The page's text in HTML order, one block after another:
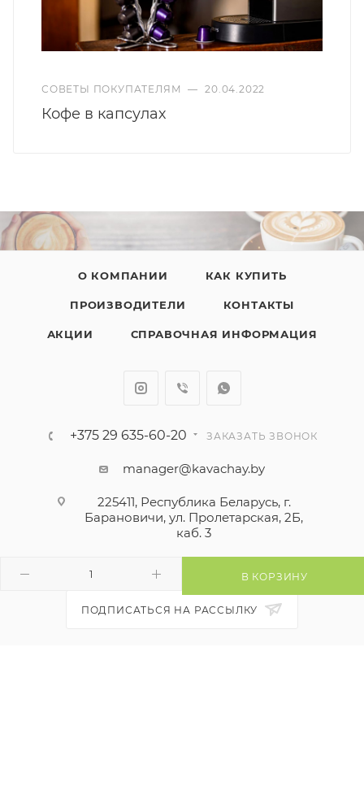
В КОРЗИНУ
СОВЕТЫ ПОКУПАТЕЛЯМ — 20.04.2022
Кофе в капсулах
О КОМПАНИИ КАК КУПИТЬ
ПРОИЗВОДИТЕЛИ КОНТАКТЫ
АКЦИИ СПРАВОЧНАЯ ИНФОРМАЦИЯ
+375 29 635-60-20 ЗАКАЗАТЬ ЗВОНОК
manager@kavachay.by
225411, Республика Беларусь, г.
Барановичи, ул. Пролетарская, 2Б,
каб. 3
ПОДПИСАТЬСЯ НА РАССЫЛКУ